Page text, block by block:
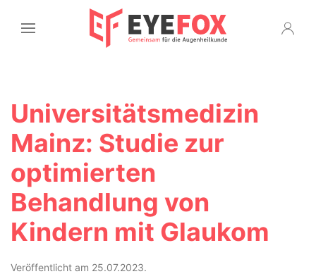
Universitätsmedizin
Mainz: Studie zur
optimierten
Behandlung von
Kindern mit Glaukom
Veröffentlicht am 25.07.2023.